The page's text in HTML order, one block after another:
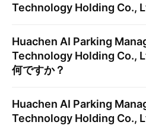
Technology Holding Co.,
Huachen AI Parking
Technology Holding Co.,
何ですか？
Huachen AI Parking
Technology Holding Co.,